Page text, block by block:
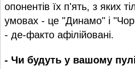
опонентів їх п'ять, з яких
умовах - це "Динамо" і
- де-факто афілійовані.
- Чи будуть у вашому